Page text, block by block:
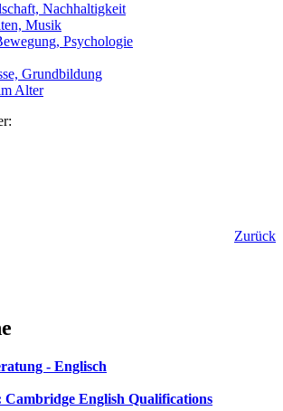
Nachhaltigkeit
Musik
Psychologie
Grundbildung
Alter
Zurück
- Englisch
Cambridge English Qualifications